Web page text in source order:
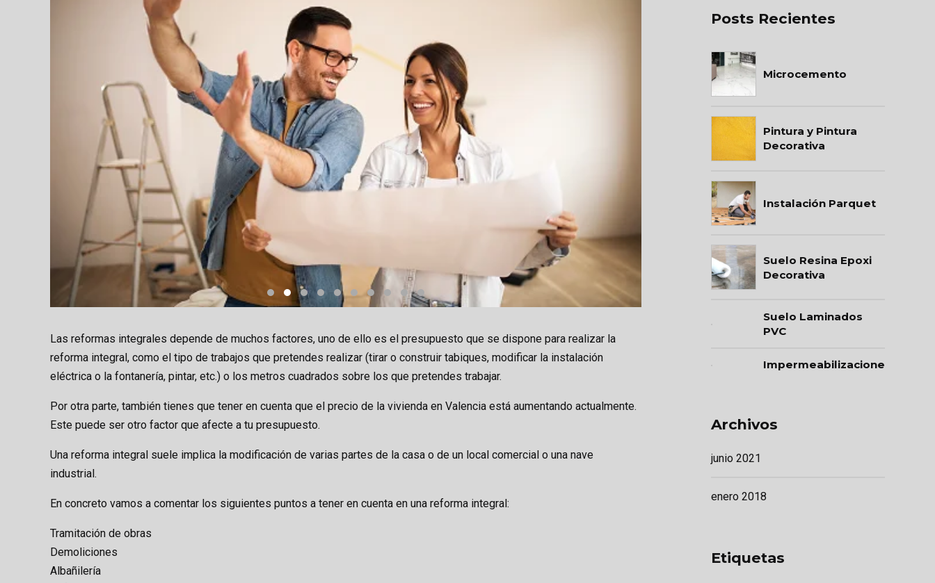
Las reformas integrales depende de muchos factores, uno de ello es el presupuesto que se dispone para realizar la
reforma integral, como el tipo de trabajos que pretendes realizar (tirar o construir tabiques, modificar la instalación
eléctrica o la fontanería, pintar, etc.) o los metros cuadrados sobre los que pretendes trabajar.
Por otra parte, también tienes que tener en cuenta que el precio de la vivienda en Valencia está aumentando actualmente.
Este puede ser otro factor que afecte a tu presupuesto.
Una reforma integral suele implica la modificación de varias partes de la casa o de un local comercial o una nave
industrial.
En concreto vamos a comentar los siguientes puntos a tener en cuenta en una reforma integral:
Tramitación de obras
Demoliciones
Albañilería
Posts Recientes
Microcemento
Pintura y Pintura
Decorativa
Instalación Parquet
Suelo Resina Epoxi
Decorativa
Suelo Laminados
PVC
Impermeabilizaciones
Archivos
junio 2021
enero 2018
Etiquetas